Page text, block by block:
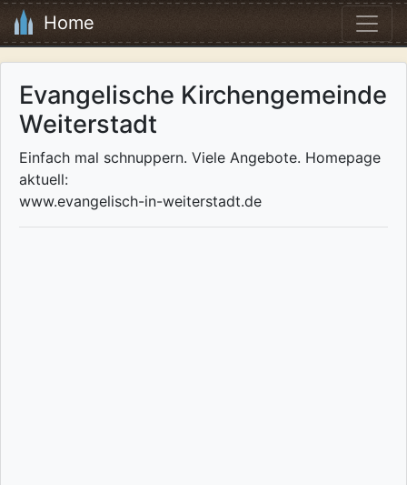
Home
Evangelische Kirchengemeinde
Weiterstadt
Einfach mal schnuppern. Viele Angebote. Homepage
aktuell:
www.evangelisch-in-weiterstadt.de